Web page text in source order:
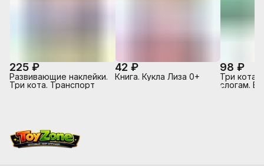
225 ₽
Развивающие наклейки.
Три кота. Транспорт
42 ₽
Книга. Кукла Лиза 0+
98 ₽
Три кота.
слогам. В